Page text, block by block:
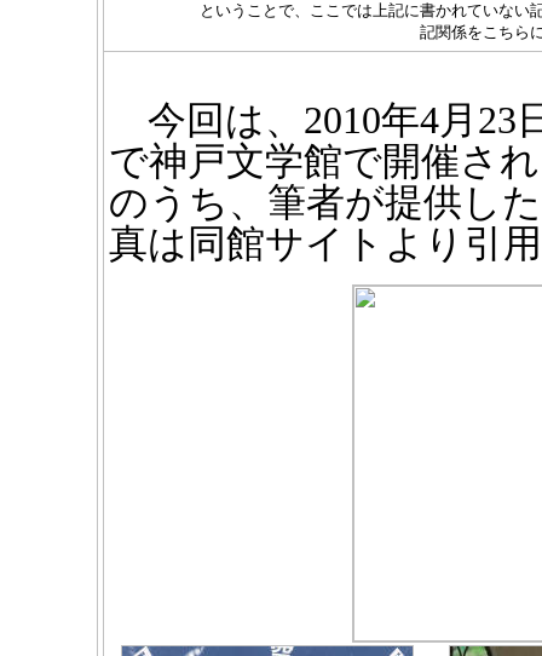
ということで、ここでは上記に書かれていない
記関係をこちら
今回は、2010年4月23
で神戸文学館で開催さ
のうち、筆者が提供し
真は同館サイトより引